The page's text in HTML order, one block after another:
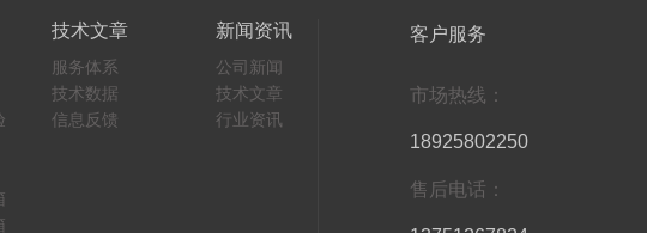
技术文章
服务体系
技术数据
信息反馈
新闻资讯
公司新闻
技术文章
行业资讯
客户服务
市场热线：
18925802250
售后电话：